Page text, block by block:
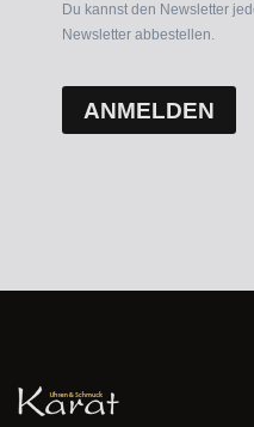
Du kannst den Newsletter
Newsletter abbestellen.
ANMELDEN